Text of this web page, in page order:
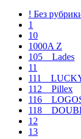
! Без
1
10
1000A Z
105__Lades
11
112__Pillex
12
13